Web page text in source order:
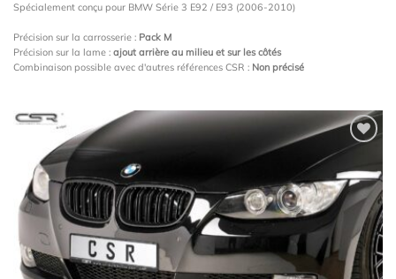
Spécialement conçu pour BMW Série 3 E92 / E93 (2006-2010)
Précision sur la carrosserie : Pack M
Précision sur la lame : ajout arrière au milieu et sur les côtés
Combinaison possible avec d'autres références CSR : Non précisé
Ajouter
à la
wishlist